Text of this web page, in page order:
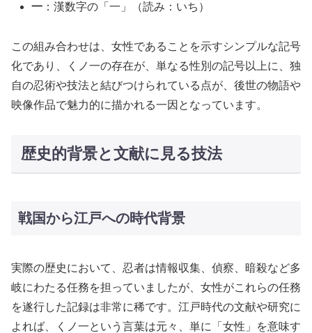
一 ：漢数字の「一」（読み：いち）
この組み合わせは、女性であることを示すシンプルな記号
化であり、くノ一の存在が、単なる性別の記号以上に、独
自の忍術や技法と結びつけられている点が、後世の物語や
映像作品で魅力的に描かれる一因となっています。
歴史的背景と文献に見る技法
戦国から江戸への時代背景
実際の歴史において、忍者は情報収集、偵察、暗殺など多
岐にわたる任務を担っていましたが、女性がこれらの任務
を遂行した記録は非常に稀です。江戸時代の文献や研究に
よれば、くノ一という言葉は元々、単に「女性」を意味す